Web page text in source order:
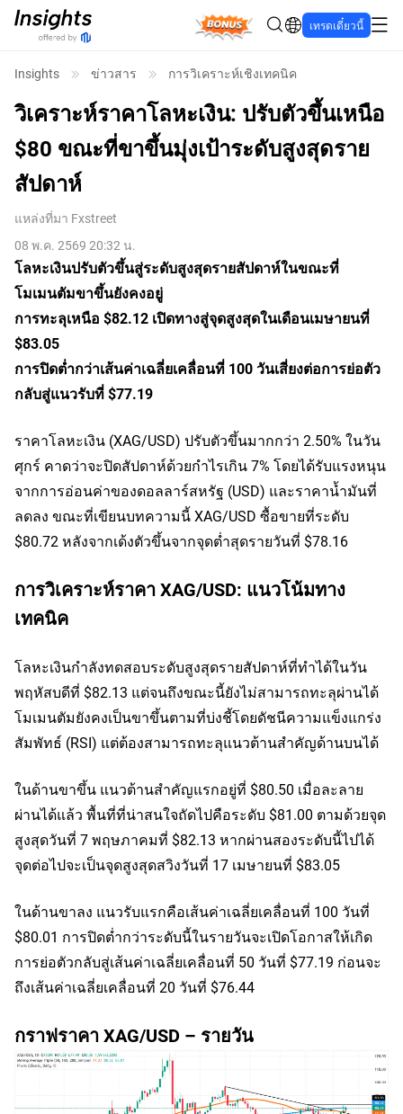
Bonus เทรดเดี๋ยวนี้
Insights ข่าวสาร การวิเคราะห์เชิงเทคนิค
วิเคราะห์ราคาโลหะเงิน: ปรับตัวขึ้นเหนือ
$80 ขณะที่ขาขึ้นมุ่งเป้าระดับสูงสุดราย
สัปดาห์
แหล่งที่มา Fxstreet
08 พ.ค. 2569 20:32 น.
โลหะเงินปรับตัวขึ้นสู่ระดับสูงสุดรายสัปดาห์ในขณะที่
โมเมนตัมขาขึ้นยังคงอยู่
การทะลุเหนือ $82.12 เปิดทางสู่จุดสูงสุดในเดือนเมษายนที่
$83.05
การปิดต่ำกว่าเส้นค่าเฉลี่ยเคลื่อนที่ 100 วันเสี่ยงต่อการย่อตัว
กลับสู่แนวรับที่ $77.19
ราคาโลหะเงิน (XAG/USD) ปรับตัวขึ้นมากกว่า 2.50% ในวัน
ศุกร์ คาดว่าจะปิดสัปดาห์ด้วยกำไรเกิน 7% โดยได้รับแรงหนุน
จากการอ่อนค่าของดอลลาร์สหรัฐ (USD) และราคาน้ำมันที่
ลดลง ขณะที่เขียนบทความนี้ XAG/USD ซื้อขายที่ระดับ
$80.72 หลังจากเด้งตัวขึ้นจากจุดต่ำสุดรายวันที่ $78.16
การวิเคราะห์ราคา XAG/USD: แนวโน้มทาง
เทคนิค
โลหะเงินกำลังทดสอบระดับสูงสุดรายสัปดาห์ที่ทำได้ในวัน
พฤหัสบดีที่ $82.13 แต่จนถึงขณะนี้ยังไม่สามารถทะลุผ่านได้
โมเมนตัมยังคงเป็นขาขึ้นตามที่บ่งชี้โดยดัชนีความแข็งแกร่ง
สัมพัทธ์ (RSI) แต่ต้องสามารถทะลุแนวต้านสำคัญด้านบนได้
ในด้านขาขึ้น แนวต้านสำคัญแรกอยู่ที่ $80.50 เมื่อละลาย
ผ่านได้แล้ว พื้นที่ที่น่าสนใจถัดไปคือระดับ $81.00 ตามด้วยจุด
สูงสุดวันที่ 7 พฤษภาคมที่ $82.13 หากผ่านสองระดับนี้ไปได้
จุดต่อไปจะเป็นจุดสูงสุดสวิงวันที่ 17 เมษายนที่ $83.05
ในด้านขาลง แนวรับแรกคือเส้นค่าเฉลี่ยเคลื่อนที่ 100 วันที่
$80.01 การปิดต่ำกว่าระดับนี้ในรายวันจะเปิดโอกาสให้เกิด
การย่อตัวกลับสู่เส้นค่าเฉลี่ยเคลื่อนที่ 50 วันที่ $77.19 ก่อนจะ
ถึงเส้นค่าเฉลี่ยเคลื่อนที่ 20 วันที่ $76.44
กราฟราคา XAG/USD – รายวัน